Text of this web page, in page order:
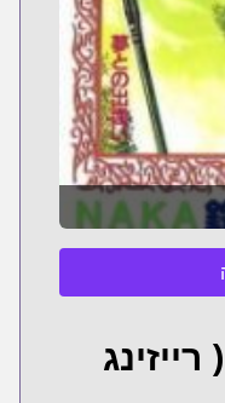
( רייזינג